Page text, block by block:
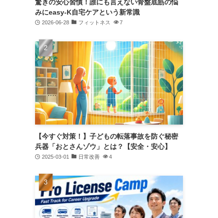
驚きの安心習慣！誰にも言えない骨盤底筋の悩
みにeasy-K自宅ケアという新常識
2026-06-28 フィットネス 7
【今すぐ対策！】子どもの転落事故を防ぐ秘密
兵器「おとさんゾウ」とは？【安全・安心】
2025-03-01 日常改善 4